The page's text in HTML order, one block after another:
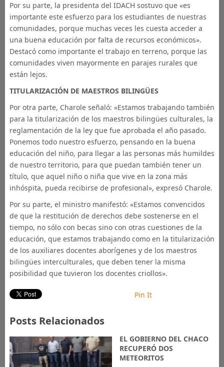
Por su parte, la presidenta del IDACH sostuvo que «es
importante este esfuerzo para los estudiantes de nuestras
comunidades, porque muchas veces les cuesta acceder a
una buena educación por falta de recursos económicos».
Destacó como importante el trabajo en terreno, porque las
comunidades viven mayormente en parajes rurales que
están lejos.
TITULARIZACIÓN DE MAESTROS BILINGÜES
Por otra parte, Charole señaló: «Estamos trabajando también
para la titularización de los maestros bilingües culturales, la
reglamentación de la ley que fue aprobada el año pasado.
Ponemos todo nuestro esfuerzo, pensando en la buena
educación del niño, para llegar a las personas más humildes
de nuestro territorio, para que puedan también tener un
título, que aquel niño o niña que vive en la zona más
inhóspita, pueda recibirse de profesional», expresó Charole.
Por su parte, el ministro manifestó: «Estamos convencidos
de que la restitución de derechos debe sostenerse en el
tiempo, no sólo con becas sino con otras cuestiones de la
educación, que estamos trabajando como en la titularización
de los auxiliares docentes aborígenes y de los maestros
bilingües interculturales, que deben tener la misma
posibilidad que tuvieron los docentes criollos».
Pin It
Posts Relacionados
EL GOBIERNO DEL CHACO
RECUPERÓ DOS
METEORITOS